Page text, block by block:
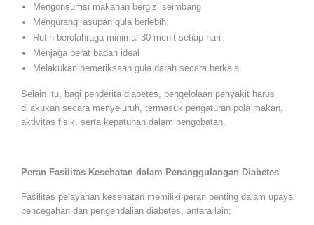
Mengonsumsi makanan bergizi seimbang
Mengurangi asupan gula berlebih
Rutin berolahraga minimal 30 menit setiap hari
Menjaga berat badan ideal
Melakukan pemeriksaan gula darah secara berkala
Selain itu, bagi penderita diabetes, pengelolaan penyakit harus
dilakukan secara menyeluruh, termasuk pengaturan pola makan,
aktivitas fisik, serta kepatuhan dalam pengobatan.
Peran Fasilitas Kesehatan dalam Penanggulangan Diabetes
Fasilitas pelayanan kesehatan memiliki peran penting dalam upaya
pencegahan dan pengendalian diabetes, antara lain: